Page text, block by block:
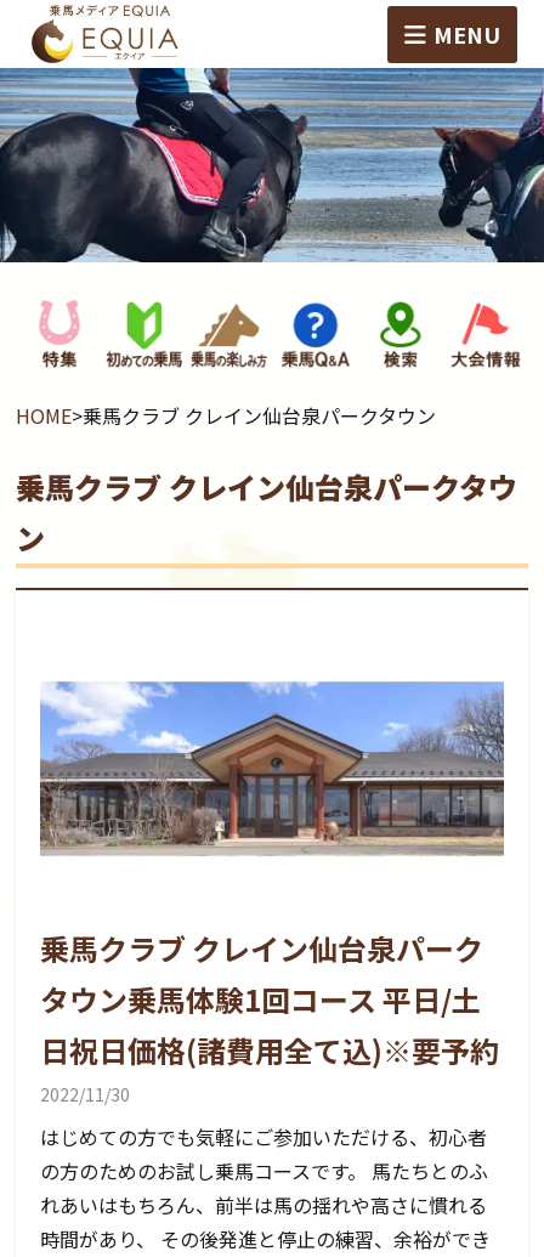
MENU
HOME>乗馬クラブ クレイン仙台泉パークタウン
乗馬クラブ クレイン仙台泉パークタウ
ン
乗馬クラブ クレイン仙台泉パーク
タウン乗馬体験1回コース 平日/土
日祝日価格(諸費用全て込)※要予約
2022/11/30
はじめての方でも気軽にご参加いただける、初心者
の方のためのお試し乗馬コースです。 馬たちとのふ
れあいはもちろん、前半は馬の揺れや高さに慣れる
時間があり、 その後発進と停止の練習、余裕ができ